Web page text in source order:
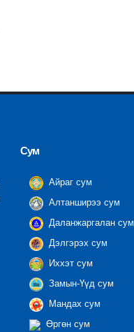
Сум
Айраг сум
Алтанширээ сум
Даланжаргалан сум
Дэлгэрэх сум
Иххэт сум
Замын-Үүд сум
Мандах сум
Өргөн сум